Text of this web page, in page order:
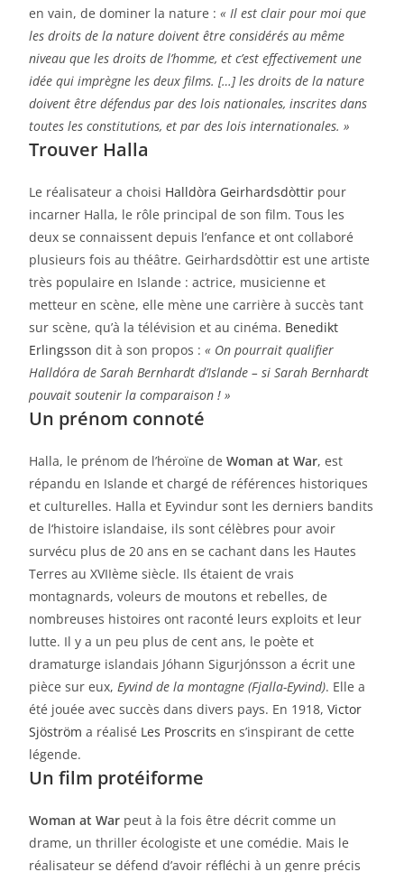
en vain, de dominer la nature :« Il est clair pour moi que
les droits de la nature doivent être considérés au même
niveau que les droits de l’homme, et c’est effectivement une
idée qui imprègne les deux films. […] les droits de la nature
doivent être défendus par des lois nationales, inscrites dans
toutes les constitutions, et par des lois internationales. »
Trouver Halla
Le réalisateur a choisi Halldòra Geirhardsdòttir pour
incarner Halla, le rôle principal de son film. Tous les
deux se connaissent depuis l’enfance et ont collaboré
plusieurs fois au théâtre. Geirhardsdòttir est une artiste
très populaire en Islande : actrice, musicienne et
metteur en scène, elle mène une carrière à succès tant
sur scène, qu’à la télévision et au cinéma. Benedikt
Erlingsson dit à son propos :« On pourrait qualifier
Halldóra de Sarah Bernhardt d’Islande – si Sarah Bernhardt
pouvait soutenir la comparaison ! »
Un prénom connoté
Halla, le prénom de l’héroïne deWoman at War, est
répandu en Islande et chargé de références historiques
et culturelles. Halla et Eyvindur sont les derniers bandits
de l‘histoire islandaise, ils sont célèbres pour avoir
survécu plus de 20 ans en se cachant dans les Hautes
Terres au XVIIème siècle. Ils étaient de vrais
montagnards, voleurs de moutons et rebelles, de
nombreuses histoires ont raconté leurs exploits et leur
lutte. Il y a un peu plus de cent ans, le poète et
dramaturge islandais Jóhann Sigurjónsson a écrit une
pièce sur eux,Eyvind de la montagne (Fjalla-Eyvind). Elle a
été jouée avec succès dans divers pays. En 1918,Victor
Sjöström a réalisé Les Proscrits en s’inspirant de cette
légende.
Un film protéiforme
Woman at War peut à la fois être décrit comme un
drame, un thriller écologiste et une comédie. Mais le
réalisateur se défend d’avoir réfléchi à un genre précis